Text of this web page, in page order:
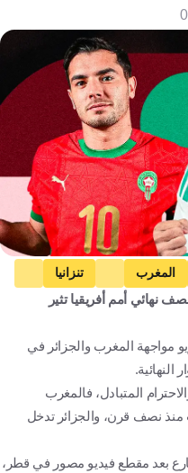
المغرب
تنزانيا
الديمقراطية
الجزائر
المغرب
تنزانيا
نهائي أمم أفريقيا تثير
مواجهة المغرب والجزائر في
المتبادل، فالمغرب
نصف قرن، والجزائر تدخل
بعد مقطع فيديو مصور في قطر،